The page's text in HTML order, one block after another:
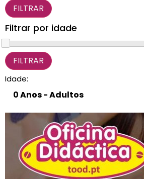
FILTRAR
Filtrar por idade
Idade: